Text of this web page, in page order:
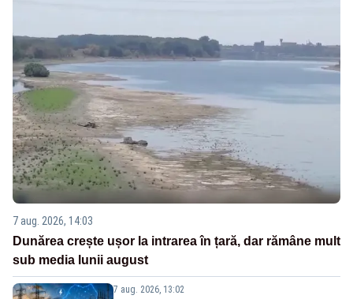
7 aug. 2026, 14:03
Dunărea crește ușor la intrarea în țară, dar rămâne mult
sub media lunii august
7 aug. 2026, 13:02